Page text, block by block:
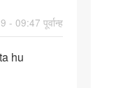
09:47 पूर्वान्ह
hu